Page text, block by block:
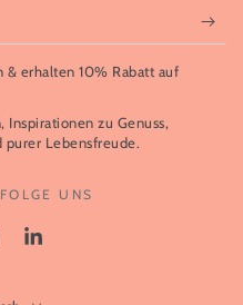
& erhalten 10% Rabatt auf
Inspirationen zu Genuss,
purer Lebensfreude.
UNS
LinkedIn